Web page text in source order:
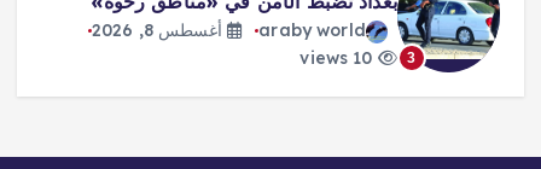
3
araby world
أغسطس 8, 2026